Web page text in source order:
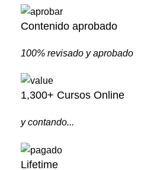
Contenido aprobado
100% revisado y aprobado
1,300+ Cursos Online
y contando...
Lifetime